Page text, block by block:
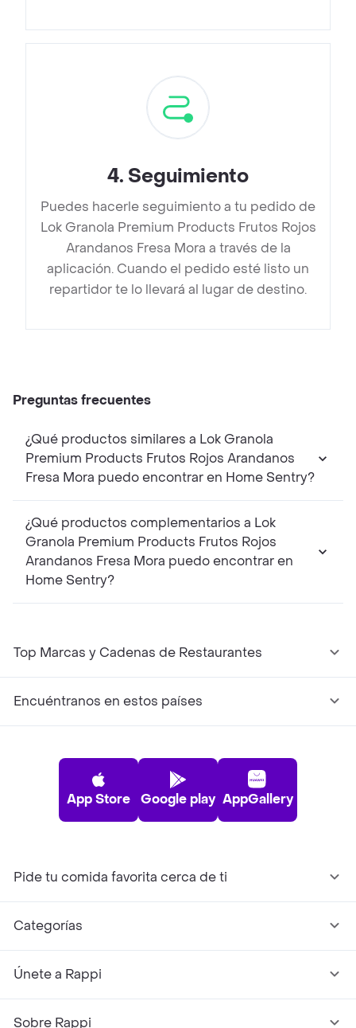
4. Seguimiento
Puedes hacerle seguimiento a tu pedido de
Lok Granola Premium Products Frutos Rojos
Arandanos Fresa Mora a través de la
aplicación. Cuando el pedido esté listo un
repartidor te lo llevará al lugar de destino.
Preguntas frecuentes
¿Qué productos similares a Lok Granola
Premium Products Frutos Rojos Arandanos
Fresa Mora puedo encontrar en Home Sentry?
¿Qué productos complementarios a Lok
Granola Premium Products Frutos Rojos
Arandanos Fresa Mora puedo encontrar en
Home Sentry?
Top Marcas y Cadenas de Restaurantes
Encuéntranos en estos países
App Store Google play AppGallery
Pide tu comida favorita cerca de ti
Categorías
Únete a Rappi
Sobre Rappi